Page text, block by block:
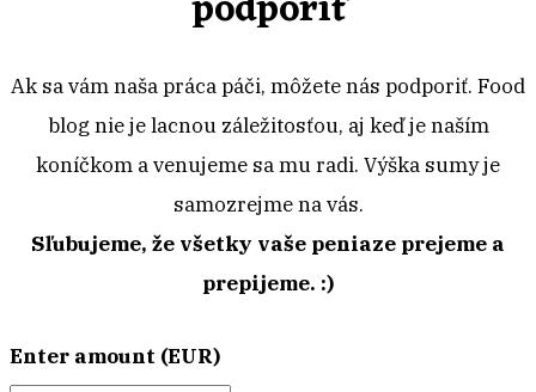
Ak sa vám naša práca páči, môžete nás podporiť. Food
blog nie je lacnou záležitosťou, aj keď je naším
koníčkom a venujeme sa mu radi. Výška sumy je
samozrejme na vás.
Sľubujeme, že všetky vaše peniaze prejeme a
prepijeme. :)
Enter amount (EUR)